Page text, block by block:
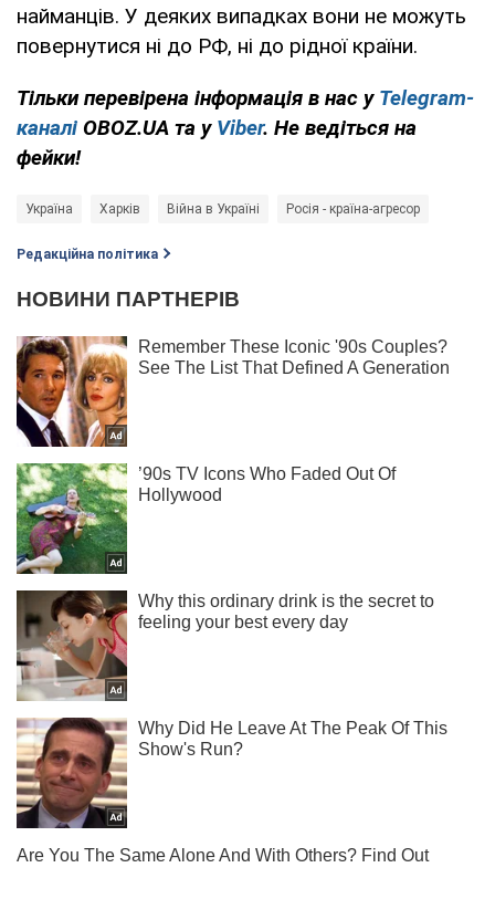
найманців. У деяких випадках вони не можуть
повернутися ні до РФ, ні до рідної країни.
Тільки перевірена інформація в нас у Telegram-
каналі OBOZ.UA та у Viber. Не ведіться на
фейки!
Україна Харків Війна в Україні Росія - країна-агресор
Редакційна політика